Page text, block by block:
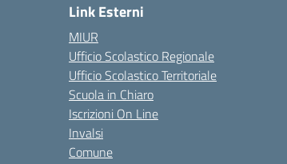
Link Esterni
MIUR
Ufficio Scolastico Regionale
Ufficio Scolastico Territoriale
Scuola in Chiaro
Iscrizioni On Line
Invalsi
Comune